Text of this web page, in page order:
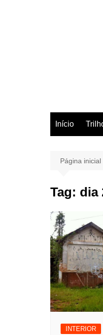
Início
Página inicial
Tag: dia
INTERIOR